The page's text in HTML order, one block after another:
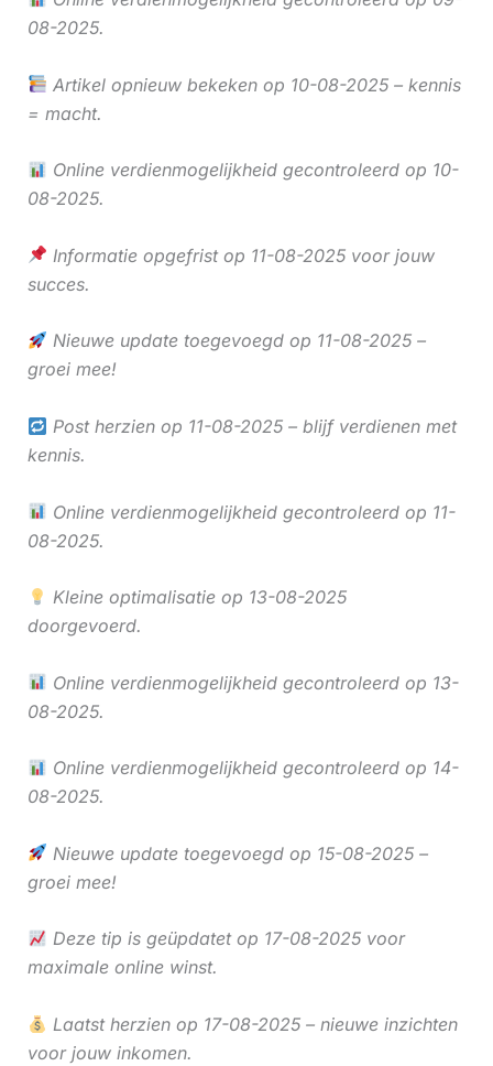
08-2025.
Artikel opnieuw bekeken op 10-08-2025 – kennis
= macht.
Online verdienmogelijkheid gecontroleerd op 10-
08-2025.
Informatie opgefrist op 11-08-2025 voor jouw
succes.
Nieuwe update toegevoegd op 11-08-2025 –
groei mee!
Post herzien op 11-08-2025 – blijf verdienen met
kennis.
Online verdienmogelijkheid gecontroleerd op 11-
08-2025.
Kleine optimalisatie op 13-08-2025
doorgevoerd.
Online verdienmogelijkheid gecontroleerd op 13-
08-2025.
Online verdienmogelijkheid gecontroleerd op 14-
08-2025.
Nieuwe update toegevoegd op 15-08-2025 –
groei mee!
Deze tip is geüpdatet op 17-08-2025 voor
maximale online winst.
Laatst herzien op 17-08-2025 – nieuwe inzichten
voor jouw inkomen.